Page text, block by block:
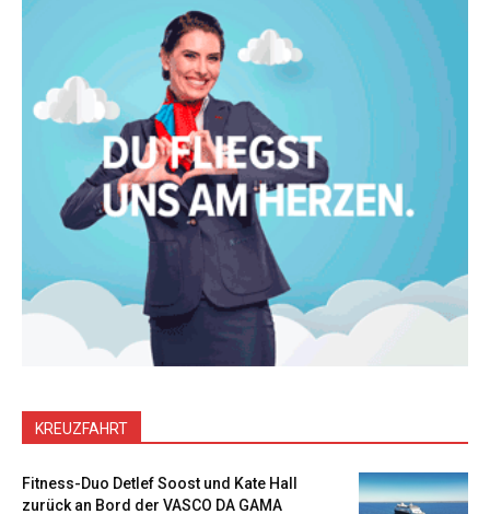
KREUZFAHRT
Fitness-Duo Detlef Soost und Kate Hall
zurück an Bord der VASCO DA GAMA